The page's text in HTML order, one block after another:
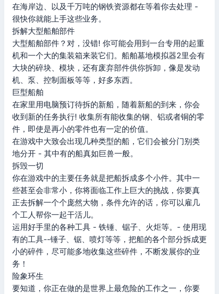
在海岸边、以及千万吨的钢铁资源都在等着你去处理 -
很快你就能上手这些业务。
拆解大型船舶部件
大型船舶部件？对，没错! 你可能会用到一台专用的起重
机和一个大的集装箱来装它们。船舶墓地模拟器2里会有
大块的碎块、模块，还有废弃部件供你拆卸，像是发动
机、泵、控制面板等等，好多东西。
巨型船舶
在家里用电脑预订待拆的新船，随着新船的到来，你会
收到新的任务执行! 收集所有能收集的钢、铝或者铜的零
件，即使是再小的零件也有一定的价值。
在游戏中大致会出现几种类型的船，它们会被分门别类
地分开 - 其中有的船真如巨兽一般。
拆毁一切
你在游戏中的主要任务就是把船拆成多个小件。其中一
些甚至会非常小，你将面临工作上巨大的挑战，你要真
正去拆解一个个庞然大物，条件允许的话，你可以雇几
个工人帮你一起干活儿。
运用好手里的各种工具 - 铁锤、锯子、火炬等。- 使用现
有的工具--锤子、锯、喷灯等等，把船的各个部分拆成更
小的碎件，尽可能多地收集这些碎件，不断发展你的业
务！
险象环生
要知道，你正在做的是世界上最危险的工作之一，你要